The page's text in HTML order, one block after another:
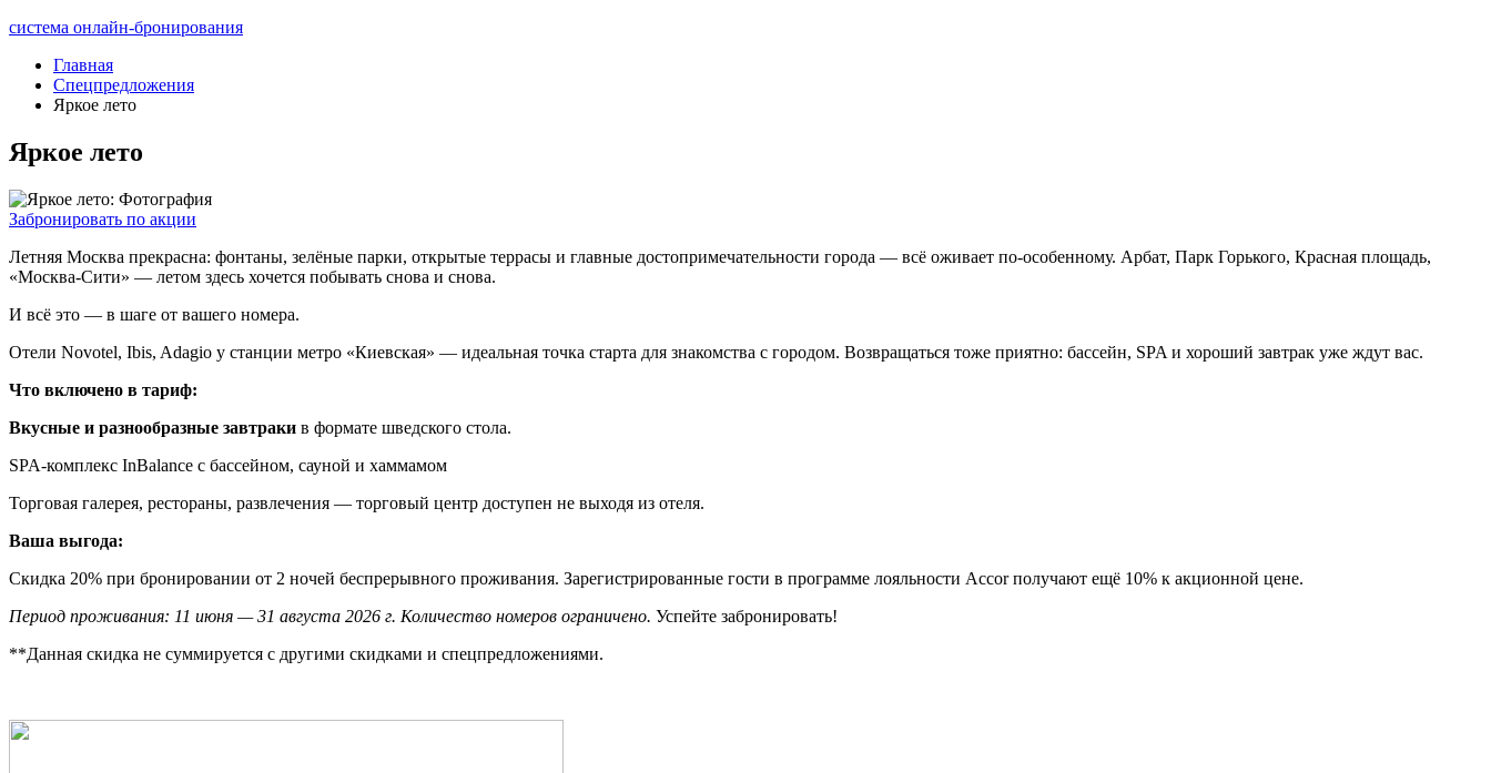
система онлайн-бронирования
Главная
Спецпредложения
Яркое лето
Яркое лето
Забронировать по акции
Летняя Москва прекрасна: фонтаны, зелёные парки, открытые террасы и главные достопримечательности города — всё оживает по-особенному. Арбат, Парк Горького, Красная площадь,
«Москва-Сити» — летом здесь хочется побывать снова и снова.
И всё это — в шаге от вашего номера.
Отели Novotel, Ibis, Adagio у станции метро «Киевская» — идеальная точка старта для знакомства с городом. Возвращаться тоже приятно: бассейн, SPA и хороший завтрак уже ждут вас.
Что включено в тариф:
Вкусные и разнообразные завтраки в формате шведского стола.
SPA‑комплекс InBalance с бассейном, сауной и хаммамом
Торговая галерея, рестораны, развлечения — торговый центр доступен не выходя из отеля.
Ваша выгода:
Скидка 20% при бронировании от 2 ночей беспрерывного проживания. Зарегистрированные гости в программе лояльности Accor получают ещё 10% к акционной цене.
Период проживания: 11 июня — 31 августа 2026 г. Количество номеров ограничено. Успейте забронировать!
**Данная скидка не суммируется с другими скидками и спецпредложениями.